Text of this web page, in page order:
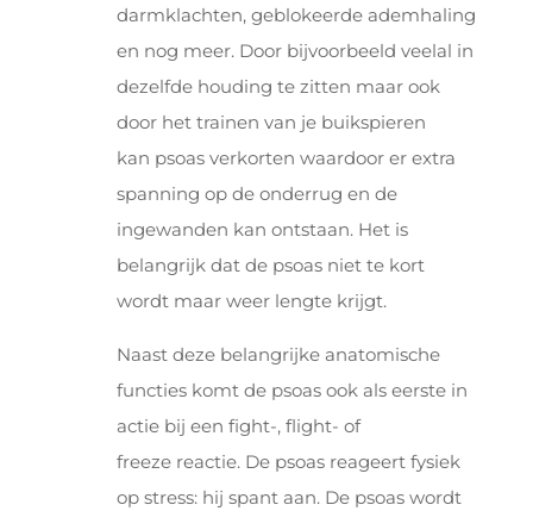
darmklachten, geblokeerde ademhaling
en nog meer. Door bijvoorbeeld veelal in
dezelfde houding te zitten maar ook
door het trainen van je buikspieren
kan psoas verkorten waardoor er extra
spanning op de onderrug en de
ingewanden kan ontstaan. Het is
belangrijk dat de psoas niet te kort
wordt maar weer lengte krijgt.
Naast deze belangrijke anatomische
functies komt de psoas ook als eerste in
actie bij een fight-, flight- of
freeze reactie. De psoas reageert fysiek
op stress: hij spant aan. De psoas wordt